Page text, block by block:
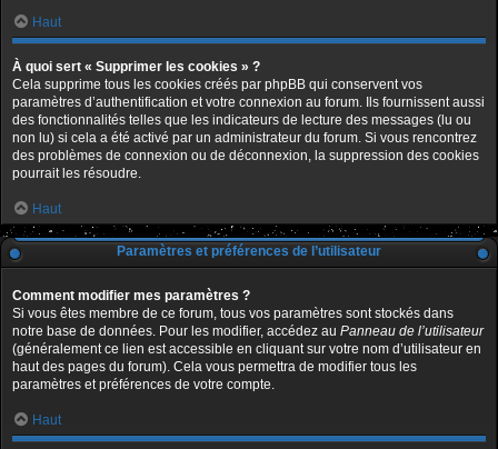
Haut
À quoi sert « Supprimer les cookies » ?
Cela supprime tous les cookies créés par phpBB qui conservent vos
paramètres d’authentification et votre connexion au forum. Ils fournissent aussi
des fonctionnalités telles que les indicateurs de lecture des messages (lu ou
non lu) si cela a été activé par un administrateur du forum. Si vous rencontrez
des problèmes de connexion ou de déconnexion, la suppression des cookies
pourrait les résoudre.
Haut
Paramètres et préférences de l’utilisateur
Comment modifier mes paramètres ?
Si vous êtes membre de ce forum, tous vos paramètres sont stockés dans
notre base de données. Pour les modifier, accédez au Panneau de l’utilisateur
(généralement ce lien est accessible en cliquant sur votre nom d’utilisateur en
haut des pages du forum). Cela vous permettra de modifier tous les
paramètres et préférences de votre compte.
Haut